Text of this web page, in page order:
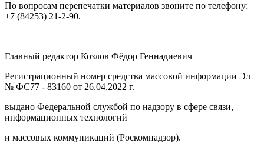
По вопросам перепечатки материалов звоните по телефону:
+7 (84253) 21-2-90.
Главный редактор Козлов Фёдор Геннадиевич
Регистрационный номер средства массовой информации Эл
№ ФС77 - 83160 от 26.04.2022 г.
выдано Федеральной службой по надзору в сфере связи,
информационных технологий
и массовых коммуникаций (Роскомнадзор).